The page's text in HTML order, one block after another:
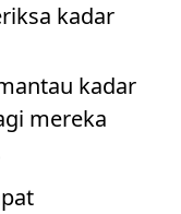
kadar
kadar
mereka